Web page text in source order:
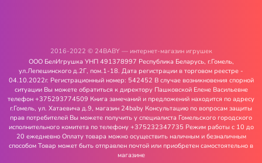
2016-2022 © 24BABY — интернет-магазин игрушек
ООО БелИгрушка УНП 491378997 Республика Беларусь, г.Гомель,
ул.Лепешинского д.2Г, пом.1-18. Дата регистрации в торговом реестре -
04.10.2022г. Регистрационный номер: 542452 В случае возникновения спорной
ситуации Вы можете обратиться к директору Пашковской Елене Васильевне
телефон +375293774509 Книга замечаний и предложений находится по адресу
г.Гомель, ул. Хатаевича д.9, магазин 24baby Консультацию по вопросам защиты
прав потребителей Вы можете получить у специалиста Гомельского городского
исполнительного комитета по телефону +375232347735 Режим работы с 10 до
20 ежедневно Оплату товара можно осуществить наличным и безналичным
способом Товар может быть отправлен почтой или приобретен самостоятельно в
магазине